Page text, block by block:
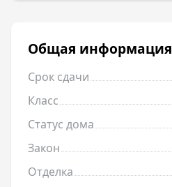
Общая информация
Срок сдачи
Класс
Статус дома
Закон
Отделка